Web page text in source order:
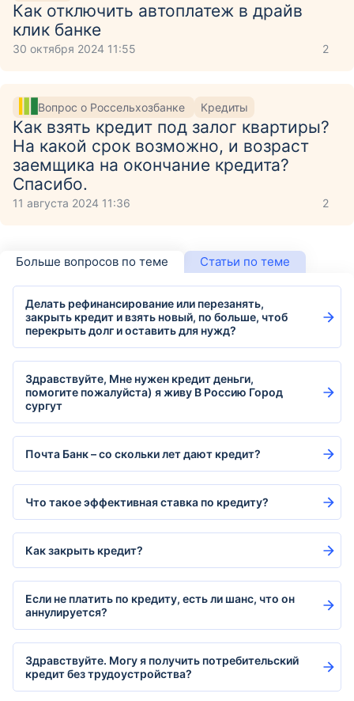
Как отключить автоплатеж в драйв
клик банке
30 октября 2024 11:55 2
Вопрос о Россельхозбанке Кредиты
Как взять кредит под залог квартиры?
На какой срок возможно, и возраст
заемщика на окончание кредита?
Спасибо.
11 августа 2024 11:36 2
Больше вопросов по теме Статьи по теме
Делать рефинансирование или перезанять,
закрыть кредит и взять новый, по больше, чтоб
перекрыть долг и оставить для нужд?
Здравствуйте, Мне нужен кредит деньги,
помогите пожалуйста) я живу В Россию Город
сургут
Почта Банк – со скольки лет дают кредит?
Что такое эффективная ставка по кредиту?
Как закрыть кредит?
Если не платить по кредиту, есть ли шанс, что он
аннулируется?
Здравствуйте. Могу я получить потребительский
кредит без трудоустройства?